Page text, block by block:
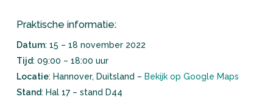
Praktische informatie:
Datum: 15 – 18 november 2022
Tijd: 09:00 – 18:00 uur
Locatie: Hannover, Duitsland – Bekijk op Google Maps
Stand: Hal 17 – stand D44